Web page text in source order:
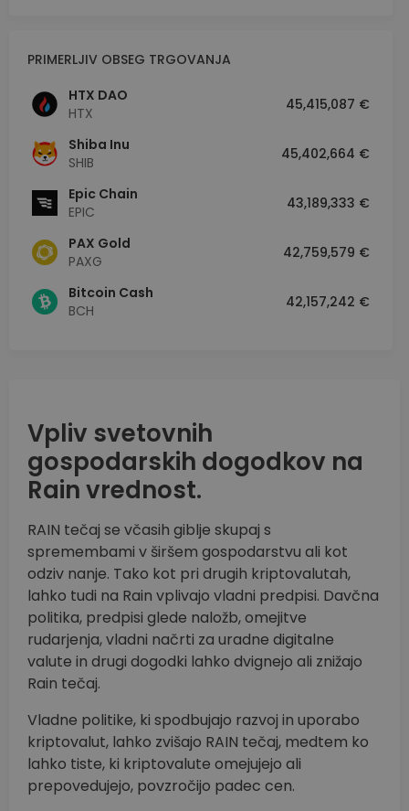
PRIMERLJIV OBSEG TRGOVANJA
HTX DAO
HTX
45,415,087 €
Shiba Inu
SHIB
45,402,664 €
Epic Chain
EPIC
43,189,333 €
PAX Gold
PAXG
42,759,579 €
Bitcoin Cash
BCH
42,157,242 €
Vpliv svetovnih
gospodarskih dogodkov na
Rain vrednost.
RAIN tečaj se včasih giblje skupaj s
spremembami v širšem gospodarstvu ali kot
odziv nanje. Tako kot pri drugih kriptovalutah,
lahko tudi na Rain vplivajo vladni predpisi. Davčna
politika, predpisi glede naložb, omejitve
rudarjenja, vladni načrti za uradne digitalne
valute in drugi dogodki lahko dvignejo ali znižajo
Rain tečaj.
Vladne politike, ki spodbujajo razvoj in uporabo
kriptovalut, lahko zvišajo RAIN tečaj, medtem ko
lahko tiste, ki kriptovalute omejujejo ali
prepovedujejo, povzročijo padec cen.